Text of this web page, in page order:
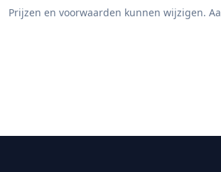
Prijzen en voorwaarden kunnen wijzigen.